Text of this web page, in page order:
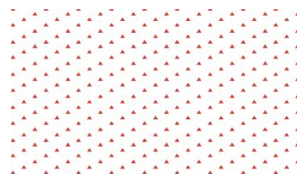
Architecture
Arts Design
Énergie
Environnement
Habiter
Jeunes
Actualité
Expérience